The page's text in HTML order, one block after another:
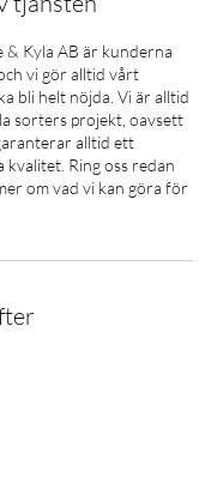
& Kyla AB är kunderna
vi gör alltid vårt
bli helt nöjda. Vi är alltid
sorters projekt, oavsett
alltid ett
Ring oss redan
om vad vi kan göra för